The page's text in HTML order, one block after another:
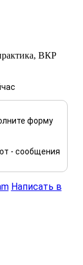
ВКР
форму
- сообщения
Написать в